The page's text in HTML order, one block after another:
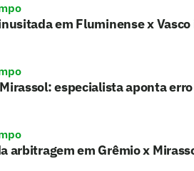
em Fluminense x
especialista aponta
arbitragem em Grêmio x